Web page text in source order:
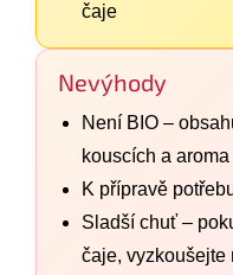
čaje
Nevýhody
Není BIO –
kouscích a aroma
K přípravě
Sladší chuť –
čaje, vyzkoušejte